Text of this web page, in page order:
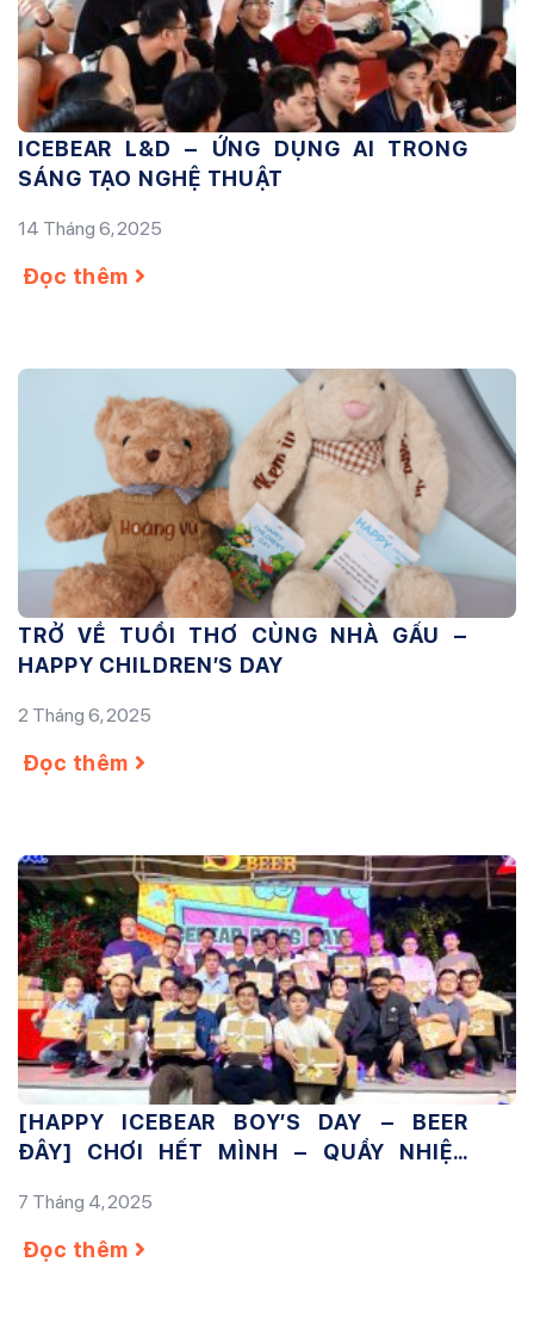
ICEBEAR L&D – ỨNG DỤNG AI TRONG
SÁNG TẠO NGHỆ THUẬT
14 Tháng 6, 2025
Đọc thêm
TRỞ VỀ TUỔI THƠ CÙNG NHÀ GẤU –
HAPPY CHILDREN’S DAY
2 Tháng 6, 2025
Đọc thêm
[HAPPY ICEBEAR BOY’S DAY – BEER
ĐÂY] CHƠI HẾT MÌNH – QUẨY NHIỆT
7 Tháng 4, 2025
Đọc thêm